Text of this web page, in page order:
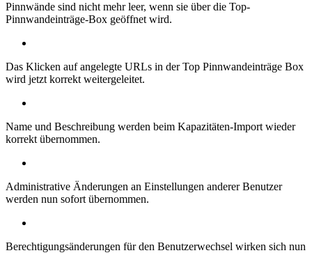
Pinnwände sind nicht mehr leer, wenn sie über die Top-
Pinnwandeinträge-Box geöffnet wird.
Das Klicken auf angelegte URLs in der Top Pinnwandeinträge Box
wird jetzt korrekt weitergeleitet.
Name und Beschreibung werden beim Kapazitäten-Import wieder
korrekt übernommen.
Administrative Änderungen an Einstellungen anderer Benutzer
werden nun sofort übernommen.
Berechtigungsänderungen für den Benutzerwechsel wirken sich nun